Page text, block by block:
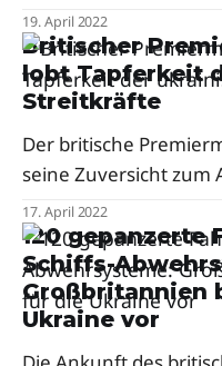
Ukraine schicken.
19. April 2022
Britischer
lobt Tapferkeit
Streitkräfte
Der britische
seine Zuversicht zum
Ukraine gegen
russische Präsident
17. April 2022
120 gepanzerte
Schiffs-
Großbritannien
Ukraine vor